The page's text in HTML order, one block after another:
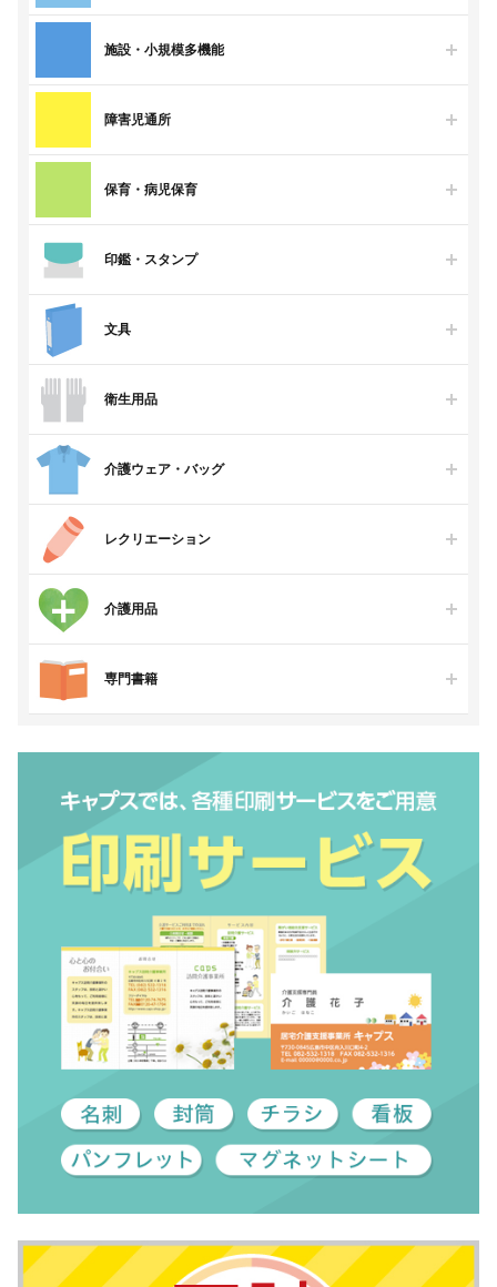
施設・小規模多機能
障害児通所
保育・病児保育
印鑑・スタンプ
文具
衛生用品
介護ウェア・バッグ
レクリエーション
介護用品
専門書籍